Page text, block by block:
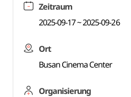
Zeitraum
2025-09-17 ~ 2025-09-26
Ort
Busan Cinema Center
Organisierung